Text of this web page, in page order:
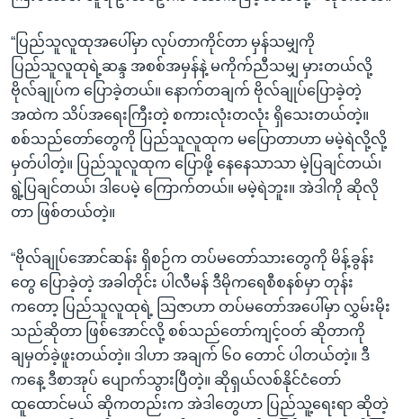
“ပြည်သူလူထုအပေါ်မှာ လုပ်တာကိုင်တာ မှန်သမျှကို
ပြည်သူလူထုရဲ့ဆန္ဒ အစစ်အမှန်နဲ့ မကိုက်ညီသမျှ မှားတယ်လို့
ဗိုလ်ချုပ်က ပြောခဲ့တယ်။ နောက်တချက် ဗိုလ်ချုပ်ပြောခဲ့တဲ့
အထဲက သိပ်အရေးကြီးတဲ့ စကားလုံးတလုံး ရှိသေးတယ်တဲ့။
စစ်သည်တော်တွေကို ပြည်သူလူထုက မပြောတာဟာ မမဲ့ရဲလို့လို့
မှတ်ပါတဲ့။ ပြည်သူလူထုက ပြောဖို့ နေနေသာသာ မဲ့ပြချင်တယ်၊
ရွဲ့ပြချင်တယ်၊ ဒါပေမဲ့ ကြောက်တယ်။ မမဲ့ရဲဘူး။ အဲဒါကို ဆိုလို
တာ ဖြစ်တယ်တဲ့။
“ဗိုလ်ချုပ်အောင်ဆန်း ရှိစဉ်က တပ်မတော်သားတွေကို မိန့်ခွန်း
တွေ ပြောခဲ့တဲ့ အခါတိုင်း ပါလီမန် ဒီမိုကရေစီစနစ်မှာ တုန်း
ကတော့ ပြည်သူလူထုရဲ့ သြဇာဟာ တပ်မတော်အပေါ်မှာ လွှမ်းမိုး
သည်ဆိုတာ ဖြစ်အောင်လို့ စစ်သည်တော်ကျင့်ဝတ် ဆိုတာကို
ချမှတ်ခဲ့ဖူးတယ်တဲ့။ ဒါဟာ အချက် ၆၀ တောင် ပါတယ်တဲ့။ ဒီ
ကနေ့ ဒီစာအုပ် ပျောက်သွားပြီတဲ့။ ဆိုရှယ်လစ်နိုင်ငံတော်
ထူထောင်မယ် ဆိုကတည်းက အဲဒါတွေဟာ ပြည်သူ့ရေးရာ ဆိုတဲ့